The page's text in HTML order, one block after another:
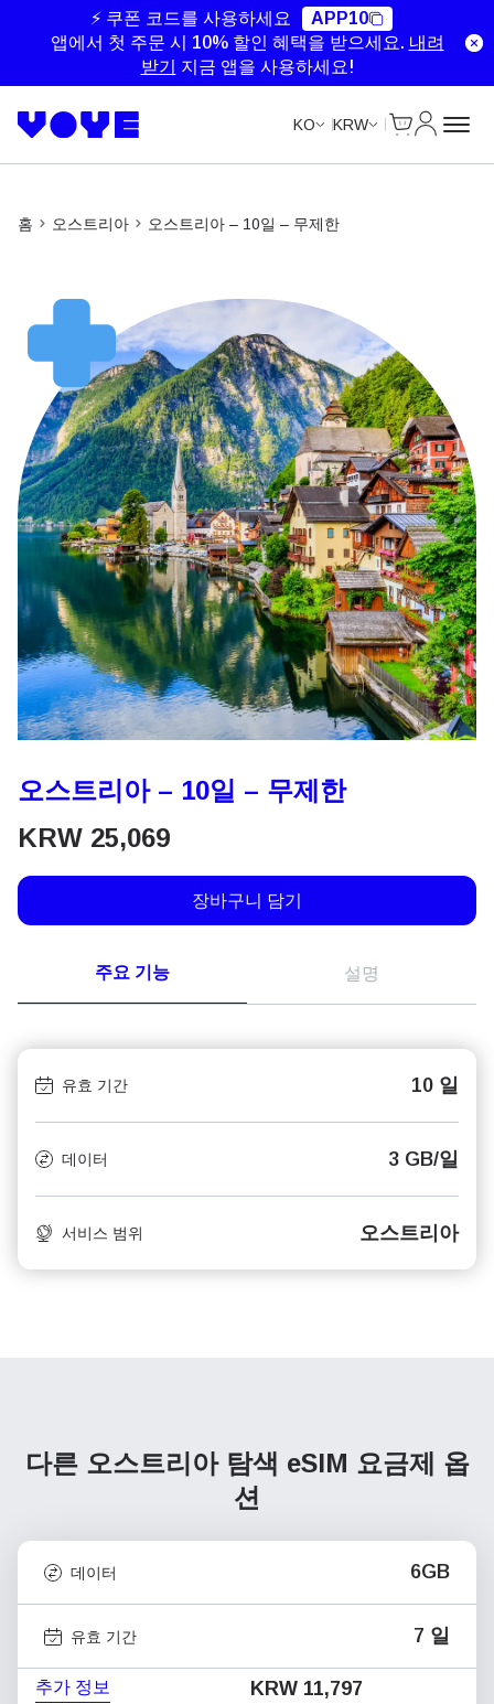
⚡ 쿠폰 코드를 사용하세요
APP10
앱에서 첫 주문 시 10% 할인 혜택을 받으세요. 내려
받기
지금 앱을 사용하세요!
KO KRW
홈 오스트리아 오스트리아 – 10일 – 무제한
오스트리아 – 10일 – 무제한
KRW 25,069
장바구니 담기
주요 기능 설명
유효 기간 10 일
데이터 3 GB/일
서비스 범위 오스트리아
다른 오스트리아 탐색 eSIM 요금제 옵
션
데이터 6GB
유효 기간 7 일
추가 정보 KRW 11,797
Unlimited Data
Unlimited Data